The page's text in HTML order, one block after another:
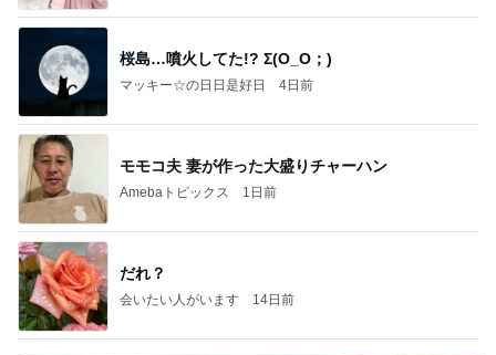
桜島…噴火してた!? Σ(O_O；)
マッキー☆の日日是好日 4日前
モモコ夫 妻が作った大盛りチャーハン
Amebaトピックス 1日前
だれ？
会いたい人がいます 14日前